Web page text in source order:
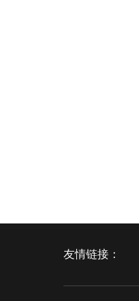
友情链接：